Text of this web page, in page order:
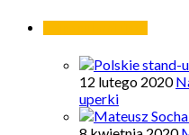
12 lutego 2020
uperki